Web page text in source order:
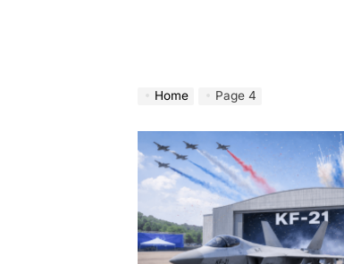
Home Page 4